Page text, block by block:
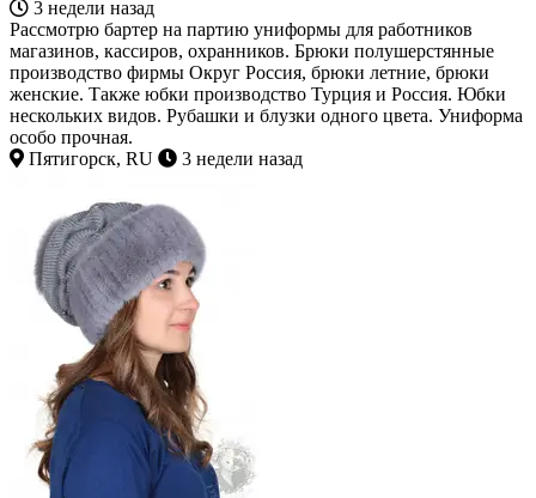
3 недели назад
Рассмотрю бартер на партию униформы для работников
магазинов, кассиров, охранников. Брюки полушерстянные
производство фирмы Округ Россия, брюки летние, брюки
женские. Также юбки производство Турция и Россия. Юбки
нескольких видов. Рубашки и блузки одного цвета. Униформа
особо прочная.
Пятигорск, RU
3 недели назад